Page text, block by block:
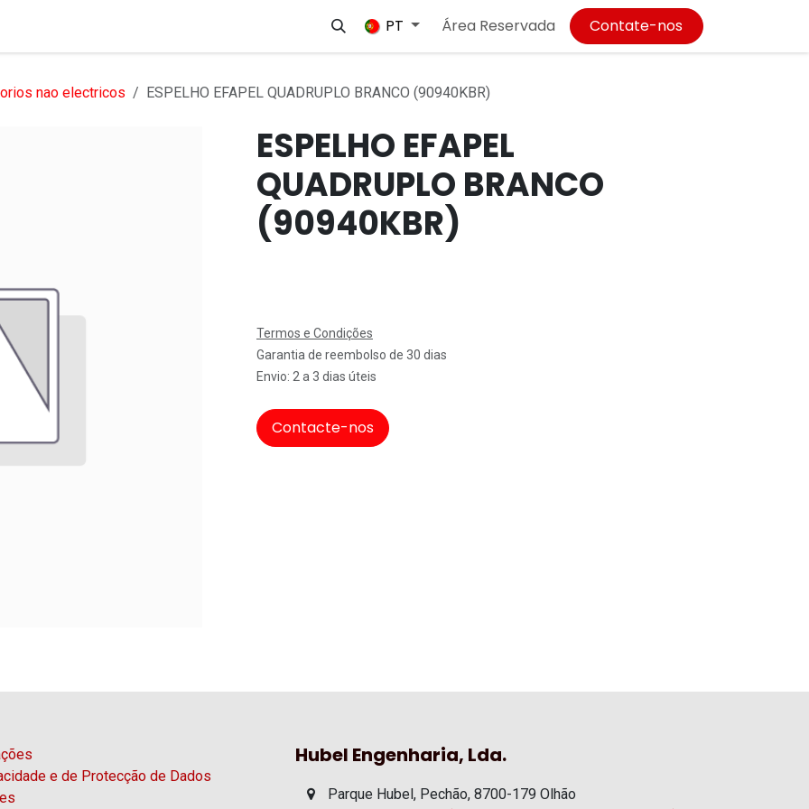
Empregos
PT Área Reservada Contate-nos
nao electricos ESPELHO EFAPEL QUADRUPLO BRANCO (90940KBR)
ESPELHO EFAPEL
QUADRUPLO BRANCO
(90940KBR)
Termos e Condições
Garantia de reembolso de 30 dias
Envio: 2 a 3 dias úteis
Contacte-nos
Hubel Engenharia, Lda.
Parque Hubel, Pechão, 8700-179 Olhão
e de Protecção de Dados